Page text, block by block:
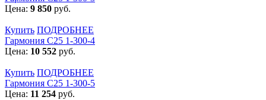
Цена: 9 850 руб.
Купить ПОДРОБНЕЕ
Гармония С25 1-300-4
Цена: 10 552 руб.
Купить ПОДРОБНЕЕ
Гармония С25 1-300-5
Цена: 11 254 руб.